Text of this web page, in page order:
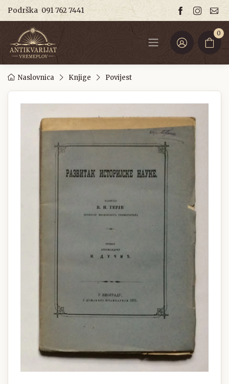
Podrška 091 762 7441
0
Naslovnica Knjige Povijest